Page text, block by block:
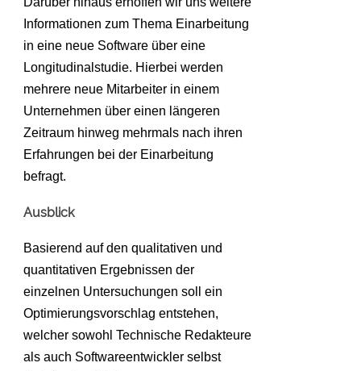
Informationen zum Thema Einarbeitung
in eine neue Software über eine
Longitudinalstudie. Hierbei werden
mehrere neue Mitarbeiter in einem
Unternehmen über einen längeren
Zeitraum hinweg mehrmals nach ihren
Erfahrungen bei der Einarbeitung
befragt.
Ausblick
Basierend auf den qualitativen und
quantitativen Ergebnissen der
einzelnen Untersuchungen soll ein
Optimierungsvorschlag entstehen,
welcher sowohl Technische Redakteure
als auch Softwareentwickler selbst